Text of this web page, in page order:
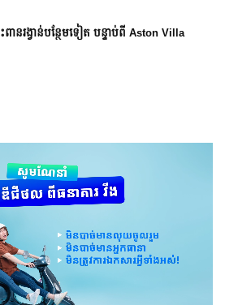
វាន់បន្ថែមទៀត បន្ទាប់ពី Aston Villa